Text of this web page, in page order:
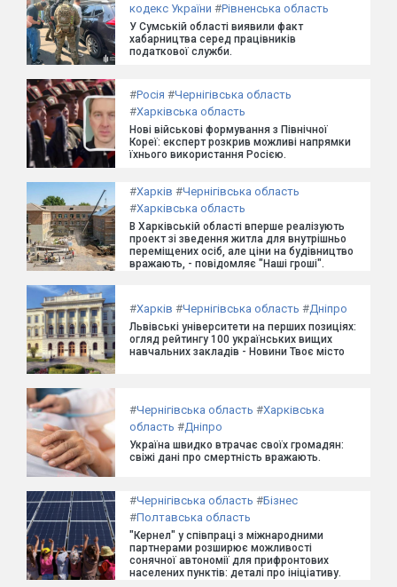
кодекс України #Рівненська область
У Сумській області виявили факт
хабарництва серед працівників
податкової служби.
#Росія #Чернігівська область
#Харківська область
Нові військові формування з Північної
Кореї: експерт розкрив можливі напрямки
їхнього використання Росією.
#Харків #Чернігівська область
#Харківська область
В Харківській області вперше реалізують
проект зі зведення житла для внутрішньо
переміщених осіб, але ціни на будівництво
вражають, - повідомляє "Наші гроші".
#Харків #Чернігівська область #Дніпро
Львівські університети на перших позиціях:
огляд рейтингу 100 українських вищих
навчальних закладів - Новини Твоє місто
#Чернігівська область #Харківська
область #Дніпро
Україна швидко втрачає своїх громадян:
свіжі дані про смертність вражають.
#Чернігівська область #Бізнес
#Полтавська область
"Кернел" у співпраці з міжнародними
партнерами розширює можливості
сонячної автономії для прифронтових
населених пунктів: деталі про ініціативу.